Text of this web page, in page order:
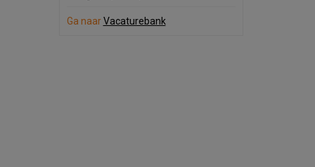
17 september 2026
Voormalig
Ga naarVacaturebank